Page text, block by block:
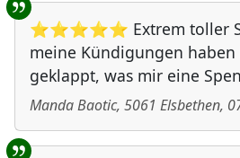
⭐⭐⭐⭐⭐ Extrem toller
meine Kündigungen
geklappt, was mir eine
Manda Baotic, 5061 Elsbethen,